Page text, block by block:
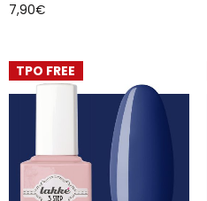
7,90€
TPO FREE